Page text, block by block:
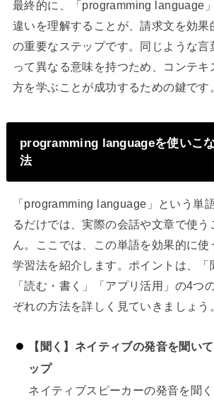
最終的に、「programming language
違いを理解することが、請求文を効果
の重要なステップです。同じような言
って異なる意味を持つため、コンテキ
方を学ぶことが成功するための鍵です
programming languageを使いこ
法
「programming language」という単
るだけでは、実際の会話や文章で使う
ん。ここでは、この単語を効果的に使
学習法を紹介します。ポイントは、「
「読む・書く」「アプリ活用」の4つ
ぞれの方法を詳しく見ていきましょう
【聞く】ネイティブの発音を聞い
ップ
ネイティブスピーカーの発音を聞